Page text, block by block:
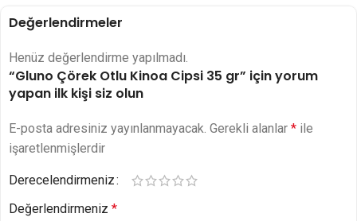
Değerlendirmeler
Henüz değerlendirme yapılmadı.
“Gluno Çörek Otlu Kinoa Cipsi 35 gr” için yorum
yapan ilk kişi siz olun
E-posta adresiniz yayınlanmayacak. Gerekli alanlar * ile
işaretlenmişlerdir
Derecelendirmeniz
Değerlendirmeniz *